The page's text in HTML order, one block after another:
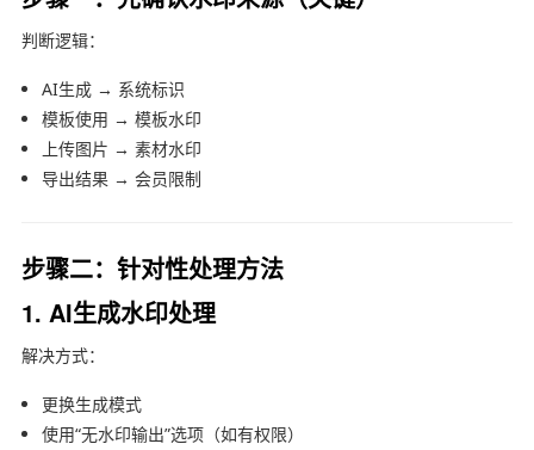
判断逻辑：
AI生成 → 系统标识
模板使用 → 模板水印
上传图片 → 素材水印
导出结果 → 会员限制
步骤二：针对性处理方法
1. AI生成水印处理
解决方式：
更换生成模式
使用“无水印输出”选项（如有权限）